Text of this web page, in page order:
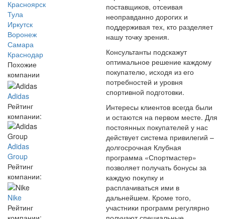
Красноярск
Тула
Иркутск
Воронеж
Самара
Краснодар
Похожие
компании
Adidas
Рейтинг
компании:
Adidas
Group
Рейтинг
компании:
Nike
Рейтинг
поставщиков, отсеивая
неоправданно дорогих и
поддерживая тех, кто разделяет
нашу точку зрения.
Консультанты подскажут
оптимальное решение каждому
покупателю, исходя из его
потребностей и уровня
спортивной подготовки.
Интересы клиентов всегда были
и остаются на первом месте. Для
постоянных покупателей у нас
действует система привилегий –
долгосрочная Клубная
программа «Спортмастер»
позволяет получать бонусы за
каждую покупку и
расплачиваться ими в
дальнейшем. Кроме того,
участники программ регулярно